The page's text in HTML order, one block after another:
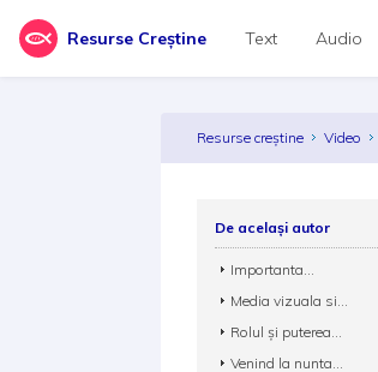
Resurse Creștine Text Audio
Resurse creștine Video
De același autor
Importanta...
Media vizuala si...
Rolul și puterea...
Venind la nunta...